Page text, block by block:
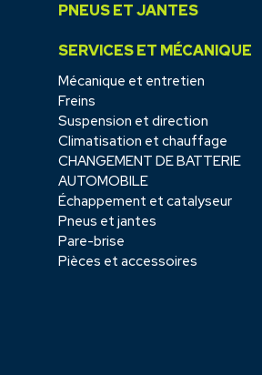
PNEUS ET JANTES
SERVICES ET MÉCANIQUE
Mécanique et entretien
Freins
Suspension et direction
Climatisation et chauffage
CHANGEMENT DE BATTERIE
AUTOMOBILE
Échappement et catalyseur
Pneus et jantes
Pare-brise
Pièces et accessoires